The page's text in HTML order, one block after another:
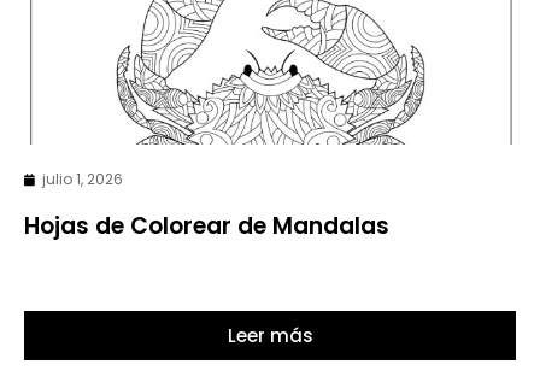
julio 1, 2026
Hojas de Colorear de Mandalas
Leer más